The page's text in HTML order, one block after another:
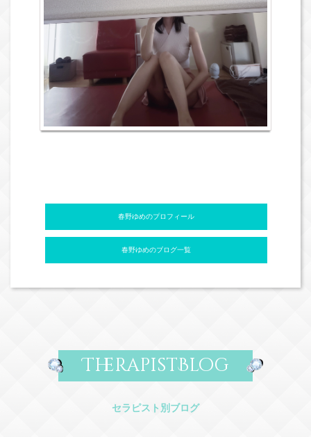
春野ゆめのプロフィール
春野ゆめのブログ一覧
TherapistBlog
セラピスト別ブログ